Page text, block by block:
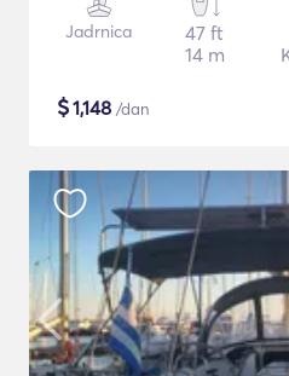
Jadrnica
47 ft
14 m
$1,148 /dan